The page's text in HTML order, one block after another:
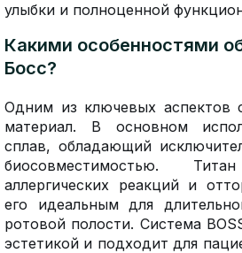
улыбки и полноценной
Какими особенностями
Босс?
Одним из ключевых аспектов
материал. В основном
сплав, обладающий
биосовместимостью.
аллергических реакций и
его идеальным для
ротовой полости. Система
эстетикой и подходит для